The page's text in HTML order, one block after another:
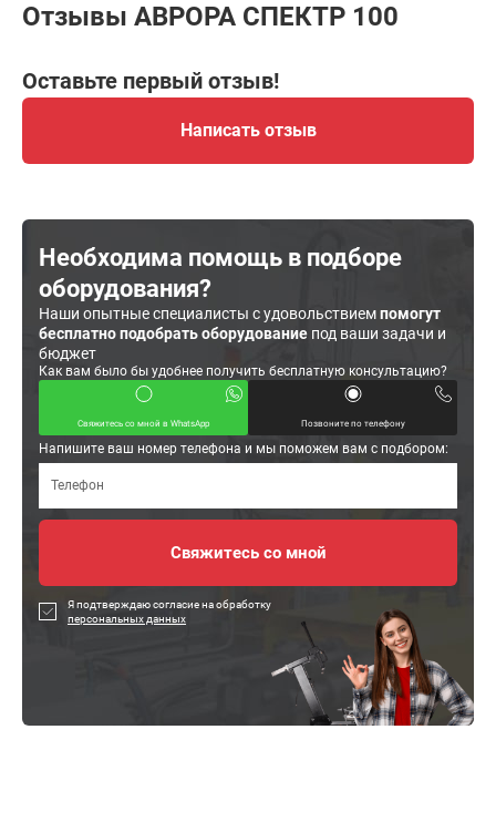
Отзывы АВРОРА СПЕКТР 100
Оставьте первый отзыв!
Написать отзыв
Необходима помощь в подборе
оборудования?
Наши опытные специалисты с удовольствиемпомогут
бесплатно подобрать оборудование под ваши задачи и
бюджет
Как вам было бы удобнее получить бесплатную консультацию?
Свяжитесь со мной в WhatsApp Позвоните по телефону
Напишите ваш номер телефона и мы поможем вам с подбором:
Я подтверждаю согласие на обработку
персональных данных